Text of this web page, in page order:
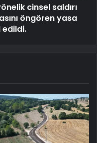
cinsel saldırı
öngören yasa
edildi.